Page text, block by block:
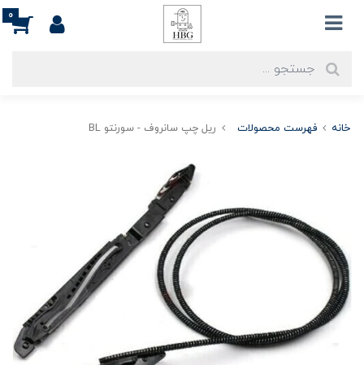
0
خانه فهرست محصولات ریل چپ سانروف - سورنتو BL